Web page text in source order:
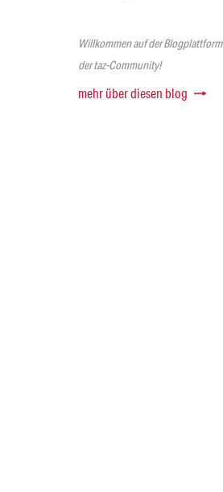
Willkommen auf der Blogplattform
der taz-Community!
mehr über diesen blog